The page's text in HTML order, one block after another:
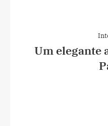
Um elegante